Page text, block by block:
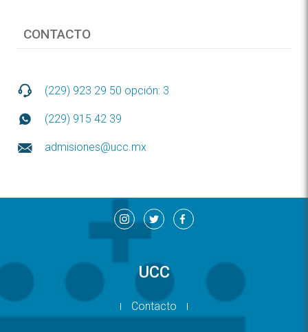
CONTACTO
(229) 923 29 50 opción: 3
(229) 915 42 39
admisiones@ucc.mx
UCC
Contacto